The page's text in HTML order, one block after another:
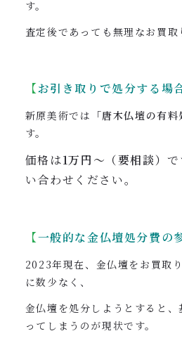
す。
査定後であっても無理なお買取
【お引き取りで処分する場
新原美術では 「唐木仏壇の有料
す。
価格は1万円〜（要相談）
い合わせください。
【一般的な金仏壇処分費の
2023年現在、金仏壇をお買取
に数少なく、
金仏壇を処分しようとすると
ってしまうのが現状です。